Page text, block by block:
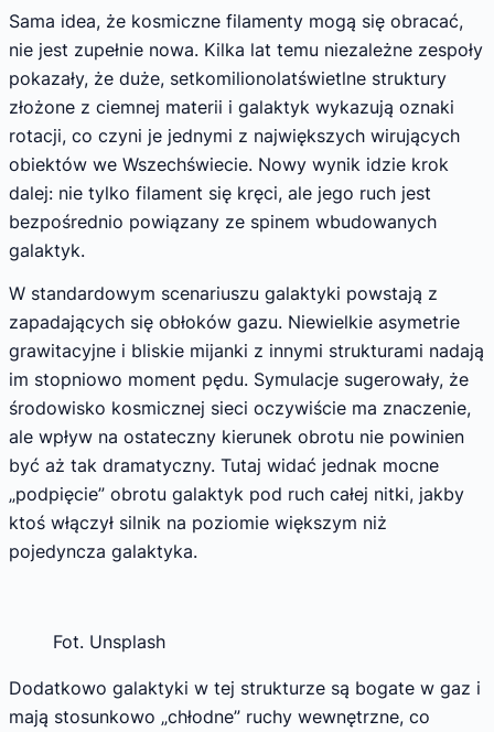
Sama idea, że kosmiczne filamenty mogą się obracać,
nie jest zupełnie nowa. Kilka lat temu niezależne zespoły
pokazały, że duże, setkomilionolatświetlne struktury
złożone z ciemnej materii i galaktyk wykazują oznaki
rotacji, co czyni je jednymi z największych wirujących
obiektów we Wszechświecie. Nowy wynik idzie krok
dalej: nie tylko filament się kręci, ale jego ruch jest
bezpośrednio powiązany ze spinem wbudowanych
galaktyk.
W standardowym scenariuszu galaktyki powstają z
zapadających się obłoków gazu. Niewielkie asymetrie
grawitacyjne i bliskie mijanki z innymi strukturami nadają
im stopniowo moment pędu. Symulacje sugerowały, że
środowisko kosmicznej sieci oczywiście ma znaczenie,
ale wpływ na ostateczny kierunek obrotu nie powinien
być aż tak dramatyczny. Tutaj widać jednak mocne
„podpięcie” obrotu galaktyk pod ruch całej nitki, jakby
ktoś włączył silnik na poziomie większym niż
pojedyncza galaktyka.
Fot. Unsplash
Dodatkowo galaktyki w tej strukturze są bogate w gaz i
mają stosunkowo „chłodne” ruchy wewnętrzne, co